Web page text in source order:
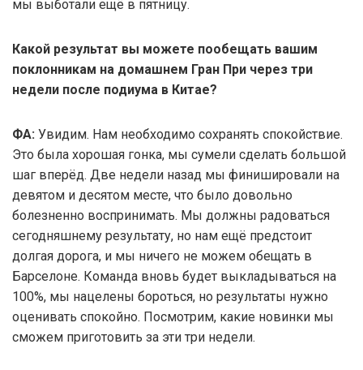
мы выботали ещё в пятницу.
Какой результат вы можете пообещать вашим
поклонникам на домашнем Гран При через три
недели после подиума в Китае?
ФА: Увидим. Нам необходимо сохранять спокойствие.
Это была хорошая гонка, мы сумели сделать большой
шаг вперёд. Две недели назад мы финишировали на
девятом и десятом месте, что было довольно
болезненно воспринимать. Мы должны радоваться
сегодняшнему результату, но нам ещё предстоит
долгая дорога, и мы ничего не можем обещать в
Барселоне. Команда вновь будет выкладываться на
100%, мы нацелены бороться, но результаты нужно
оценивать спокойно. Посмотрим, какие новинки мы
сможем приготовить за эти три недели.